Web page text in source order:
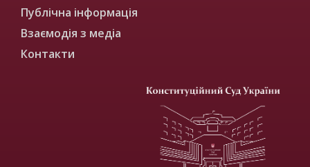
Публічна інформація
Взаємодія з медіа
Контакти